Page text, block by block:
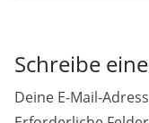
Schreibe
Deine E-Mail-